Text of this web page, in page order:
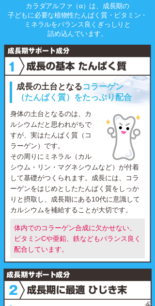
カラダアルファ（α）は、成長期の
子どもに必要な植物性たんぱく質・ビタミン・
ミネラルをバランス良くぎっしりと
詰め込んでいます。
成長の土台となるコラーゲン
（たんぱく質）をたっぷり配合
身体の土台となるのは、カ
ルシウムだと思われがちで
すが、実はたんぱく質（コ
ラーゲン）です。
その周りにミネラル（カル
シウム・リン・マグネシウムなど）が付着
して基礎がつくられます。成長には、コラ
ーゲンをはじめとしたたんぱく質をしっか
りと摂取し、成長期にある10代に意識して
カルシウムを補給することが大切です。
体内でのコラーゲン合成に欠かせない、
ビタミンCや亜鉛、鉄などもバランス良く
配合しています。